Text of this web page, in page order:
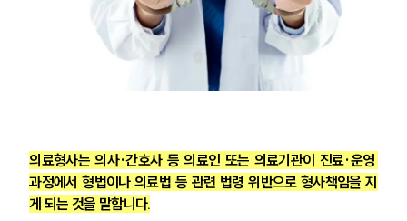
의료형사는 의사·간호사 등 의료인 또는 의료기관이 진료·운영
과정에서 형법이나 의료법 등 관련 법령 위반으로 형사책임을 지
게 되는 것을 말합니다.